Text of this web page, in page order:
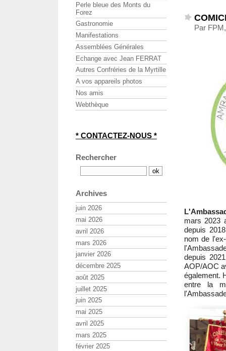
Par
mars 2023
depuis
nom de
depuis
AOP/AOC
également.
entre la
Perle bleue des Monts du
Forez
Gastronomie
Manifestations
Assemblées Générales
Echange avec Jean FERRAT
Autres Confréries de la Myrtille
A vos appareils photos
Nos amis
Webthèque
* CONTACTEZ-NOUS *
Rechercher
Archives
juin 2026
mai 2026
avril 2026
mars 2026
janvier 2026
décembre 2025
août 2025
juillet 2025
juin 2025
mai 2025
avril 2025
mars 2025
février 2025